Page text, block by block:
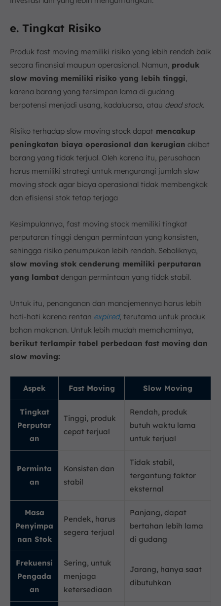
e. Tingkat Risiko
Produk fast moving memiliki risiko yang lebih rendah baik
secara finansial maupun operasional. Namun, produk
slow moving memiliki risiko yang lebih tinggi,
karena barang yang tersimpan lama di gudang
berpotensi menjadi usang, kadaluarsa, atau dead stock.
Risiko terhadap slow moving stock dapat mencakup
peningkatan biaya operasional dan kerugian akibat
barang yang tidak terjual. Oleh karena itu, perusahaan
harus memiliki strategi untuk mengurangi jumlah slow
moving stock agar biaya operasional tidak membengkak
dan efisiensi stok tetap terjaga
Kesimpulannya, fast moving stock memiliki tingkat
perputaran tinggi dengan permintaan yang konsisten,
sehingga risiko penumpukan lebih rendah. Sebaliknya,
slow moving stok cenderung memiliki perputaran
yang lambat dengan permintaan yang tidak stabil.
Untuk itu, penanganan dan manajemennya harus lebih
hati-hati karena rentan expired, terutama untuk produk
bahan makanan. Untuk lebih mudah memahaminya,
berikut terlampir tabel perbedaan fast moving dan
slow moving:
Aspek Fast Moving Slow Moving
Tingkat
Perputar
an
Tinggi, produk
cepat terjual
Rendah, produk
butuh waktu lama
untuk terjual
Perminta
an
Konsisten dan
stabil
Tidak stabil,
tergantung faktor
eksternal
Masa
Penyimpa
nan Stok
Pendek, harus
segera terjual
Panjang, dapat
bertahan lebih lama
di gudang
Frekuensi
Pengada
an
Sering, untuk
menjaga
ketersediaan
Jarang, hanya saat
dibutuhkan